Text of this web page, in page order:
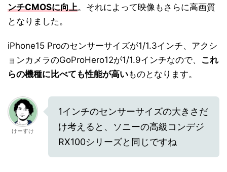
ンチCMOSに向上。それによって映像もさらに高画質
となりました。
iPhone15 Proのセンサーサイズが1/1.3インチ、アクシ
ョンカメラのGoProHero12が1/1.9インチなので、 これ
らの機種に比べても性能が高いものとなります。
けーすけ
1インチのセンサーサイズの大きさだ
け考えると、ソニーの高級コンデジ
RX100シリーズと同じですね